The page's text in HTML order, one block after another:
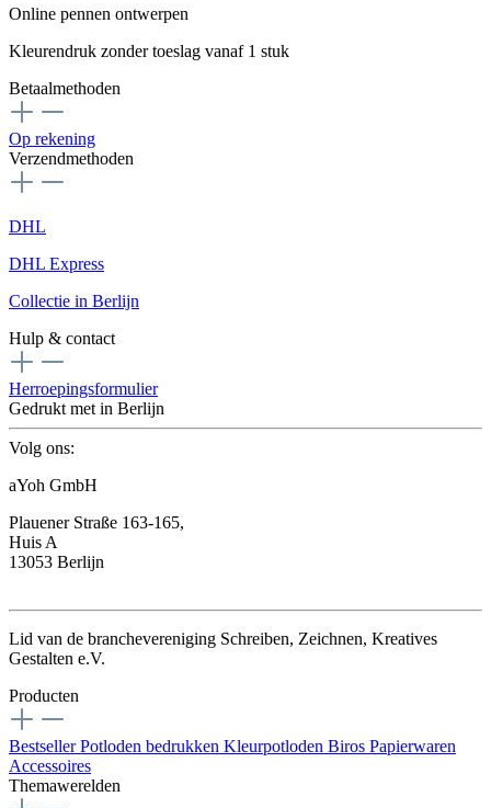
Online pennen ontwerpen
Kleurendruk zonder toeslag vanaf 1 stuk
Betaalmethoden
Op rekening
Verzendmethoden
DHL
DHL Express
Collectie in Berlijn
Hulp & contact
Herroepingsformulier
Gedrukt met in Berlijn
Volg ons:
aYoh GmbH
Plauener Straße 163-165,
Huis A
13053 Berlijn
Lid van de branchevereniging Schreiben, Zeichnen, Kreatives
Gestalten e.V.
Producten
BestsellerPotloden bedrukken Kleurpotloden Biros Papierwaren
Accessoires
Themawerelden